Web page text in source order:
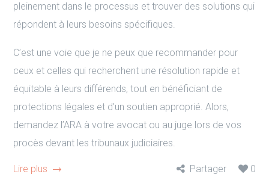
pleinement dans le processus et trouver des solutions qui
répondent à leurs besoins spécifiques.
C’est une voie que je ne peux que recommander pour
ceux et celles qui recherchent une résolution rapide et
équitable à leurs différends, tout en bénéficiant de
protections légales et d’un soutien approprié. Alors,
demandez l’ARA à votre avocat ou au juge lors de vos
procès devant les tribunaux judiciaires.
Lire plus Partager 0